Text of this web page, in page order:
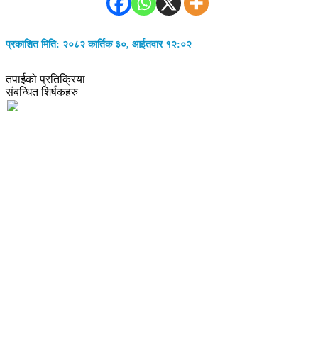
प्रकाशित मिति: २०८२ कार्तिक ३०, आईतवार १२:०२
तपाईको प्रतिक्रिया
संबन्धित शिर्षकहरु